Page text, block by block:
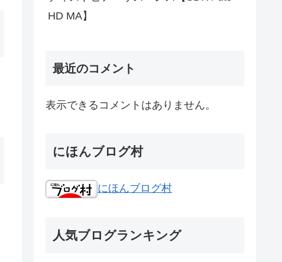
HD MA】
最近のコメント
表示できるコメントはありません。
にほんブログ村
にほんブログ村
人気ブログランキング